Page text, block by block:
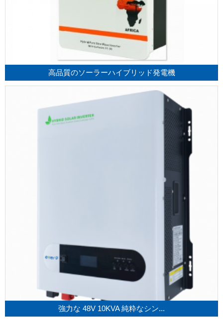
高品質のソーラーハイブリッド発電機
強力な 48V 10KVA 純粋なシン...